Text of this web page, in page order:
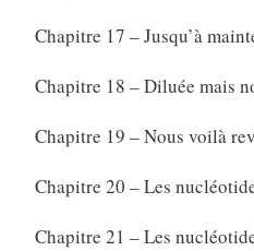
Chapitre 17 – Jusqu’à
Chapitre 18 – Diluée mais
Chapitre 19 – Nous voilà
Chapitre 20 – Les
Chapitre 21 – Les